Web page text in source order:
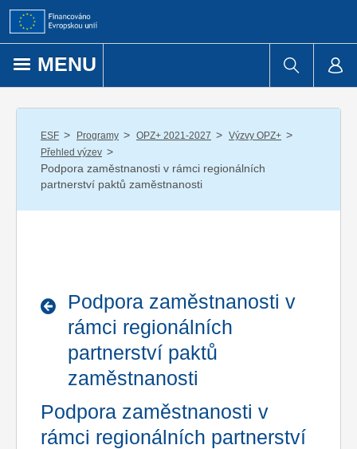
Přejít k obsahu
MENU
ESF / Programy / OPZ+ 2021-2027 / Výzvy OPZ+ /
Přehled výzev /
Podpora zaměstnanosti v rámci regionálních
partnerství paktů zaměstnanosti
Podpora zaměstnanosti v
rámci regionálních
partnerství paktů
zaměstnanosti
Podpora zaměstnanosti v
rámci regionálních partnerství